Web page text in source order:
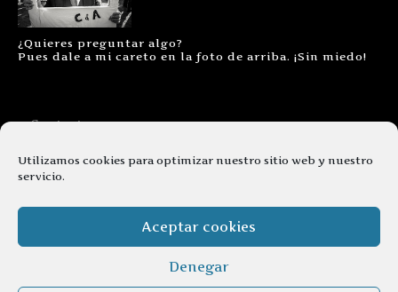
Utilizamos cookies para optimizar nuestro sitio web y nuestro
servicio.
Aceptar cookies
Denegar
¿Quieres preguntar algo?
Pues dale a mi careto en la foto de arriba. ¡Sin miedo!
Contacto
Aviso legal